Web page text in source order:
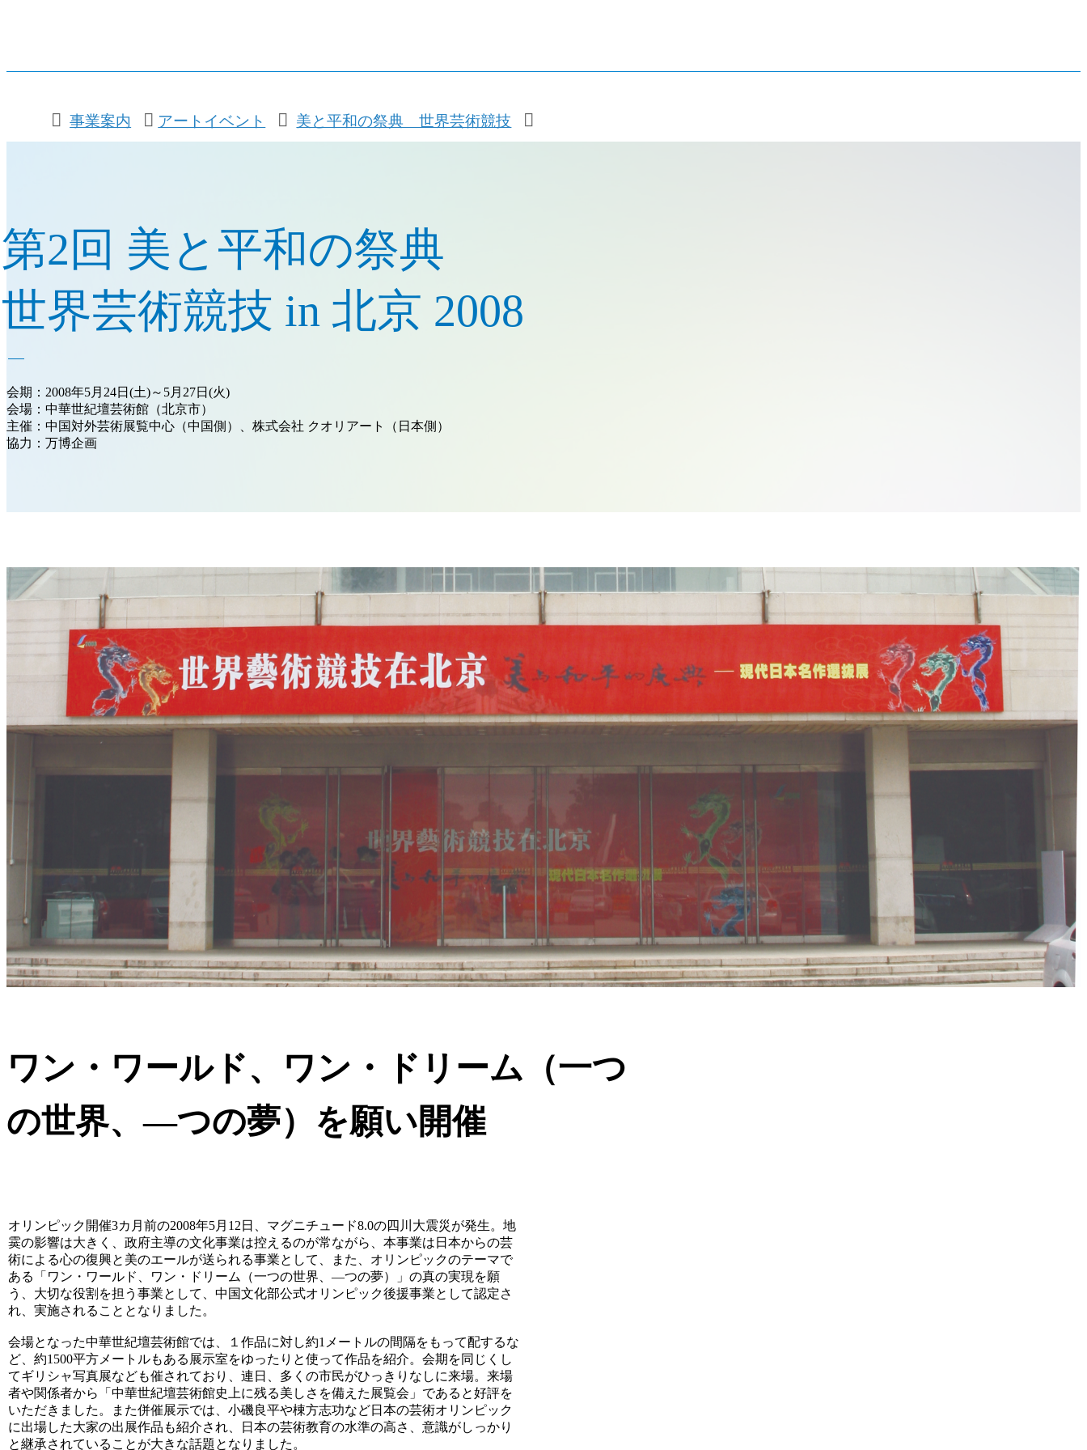
事業案内 アートイベント 美と平和の祭典 世界芸術競技
第2回 美と平和の祭典
世界芸術競技 in 北京 2008
会期：2008年5月24日(土)～5月27日(火)
会場：中華世紀壇芸術館（北京市）
主催：中国対外芸術展覧中心（中国側）、株式会社 クオリアート（日本側）
協力：万博企画
ワン・ワールド、ワン・ドリーム（一つ
の世界、―つの夢）を願い開催
オリンピック開催3カ月前の2008年5月12日、マグニチュード8.0の四川大震災が発生。地
霙の影響は大きく、政府主導の文化事業は控えるのが常ながら、本事業は日本からの芸
術による心の復興と美のエールが送られる事業として、また、オリンピックのテーマで
ある「ワン・ワールド、ワン・ドリーム（一つの世界、―つの夢）」の真の実現を願
う、大切な役割を担う事業として、中国文化部公式オリンピック後援事業として認定さ
れ、実施されることとなりました。
会場となった中華世紀壇芸術館では、１作品に対し約1メートルの間隔をもって配するな
ど、約1500平方メートルもある展示室をゆったりと使って作品を紹介。会期を同じくし
てギリシャ写真展なども催されており、連日、多くの市民がひっきりなしに来場。来場
者や関係者から「中華世紀壇芸術館史上に残る美しさを備えた展覧会」であると好評を
いただきました。また併催展示では、小磯良平や棟方志功など日本の芸術オリンピック
に出場した大家の出展作品も紹介され、日本の芸術教育の水準の高さ、意識がしっかり
と継承されていることが大きな話題となりました。